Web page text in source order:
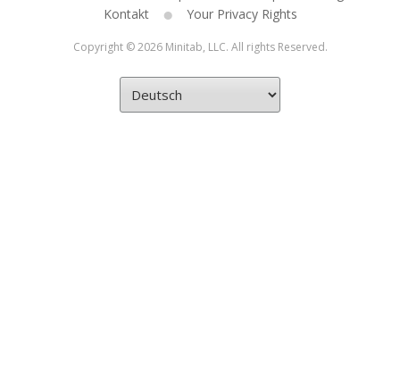
Kontakt
Your Privacy Rights
Copyright © 2026 Minitab, LLC. All rights Reserved.